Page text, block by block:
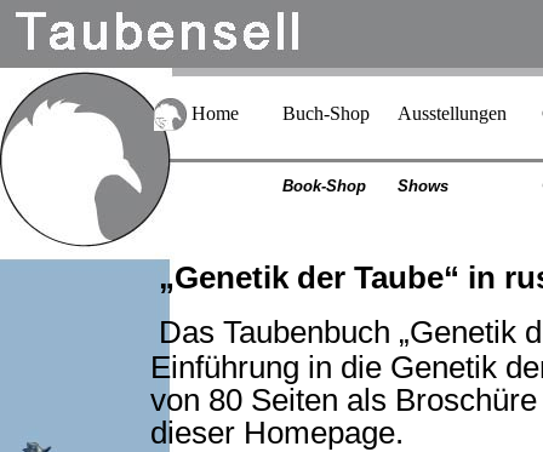
Home Buch-Shop Ausstellungen
Book-Shop Shows
„Genetik der Taube“ in
Das Taubenbuch „Genetik
Einführung in die Genetik
von 80 Seiten als
dieser Homepage.